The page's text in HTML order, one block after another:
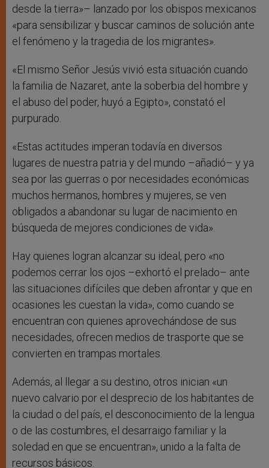
desde la tierra»– lanzado por los obispos mexicanos
«para sensibilizar y buscar caminos de solución ante
el fenómeno y la tragedia de los migrantes».
«El mismo Señor Jesús vivió esta situación cuando
la familia de Nazaret, ante la soberbia del hombre y
el abuso del poder, huyó a Egipto», constató el
purpurado.
«Estas actitudes imperan todavía en diversos
lugares de nuestra patria y del mundo –añadió– y ya
sea por las guerras o por necesidades económicas
muchos hermanos, hombres y mujeres, se ven
obligados a abandonar su lugar de nacimiento en
búsqueda de mejores condiciones de vida».
Hay quienes logran alcanzar su ideal, pero «no
podemos cerrar los ojos –exhortó el prelado– ante
las situaciones difíciles que deben afrontar y que en
ocasiones les cuestan la vida», como cuando se
encuentran con quienes aprovechándose de sus
necesidades, ofrecen medios de trasporte que se
convierten en trampas mortales.
Además, al llegar a su destino, otros inician «un
nuevo calvario por el desprecio de los habitantes de
la ciudad o del país, el desconocimiento de la lengua
o de las costumbres, el desarraigo familiar y la
soledad en que se encuentran», unido a la falta de
recursos básicos.